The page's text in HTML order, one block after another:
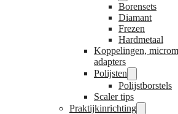
Borensets
Diamant
Frezen
Hardmetaal
Koppelingen,
adapters
Polijsten
Polijstborstels
Scaler tips
Praktijkinrichting